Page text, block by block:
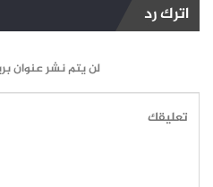
اترك رد
لن يتم نشر عنوان